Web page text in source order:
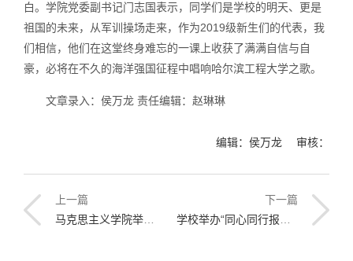
白。学院党委副书记门志国表示，同学们是学校的明天、更是
祖国的未来，从军训操场走来，作为2019级新生们的代表，我
们相信，他们在这堂终身难忘的一课上收获了满满自信与自
豪，必将在不久的海洋强国征程中唱响哈尔滨工程大学之歌。
文章录入：侯万龙 责任编辑：赵琳琳
编辑：侯万龙 审核：
上一篇
马克思主义学院举办“不忘初心 牢记使命”献礼新中国成立70周年思政课教学展示活动
下一篇
学校举办“同心同行报国杯”统战人士气排球比赛